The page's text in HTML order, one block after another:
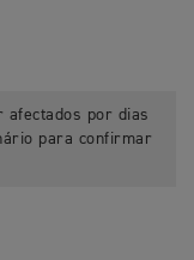
afectados por dias
para confirmar